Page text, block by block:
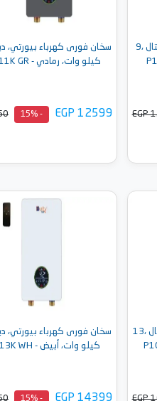
سخان فورى كهرباء بيورتي، ديجيتال ،9
EGP
كيلو وات، رمادي - P101-11K GR
EGP 12599
- 15%
أضف إلى السلة
سخان فورى كهرباء بيورتي، ديجيتال ،13
EGP
كيلو وات، أبيض - P101-13K WH
EGP 14399
- 15%